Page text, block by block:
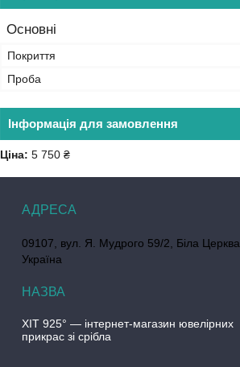
Основні
Покриття
Проба
Інформація для замовлення
Ціна: 5 750 ₴
09107, вул. Я. Мудрого 59/2, Біла Церква,
Україна
ХІТ 925° — інтернет-магазин ювелірних
прикрас зі срібла